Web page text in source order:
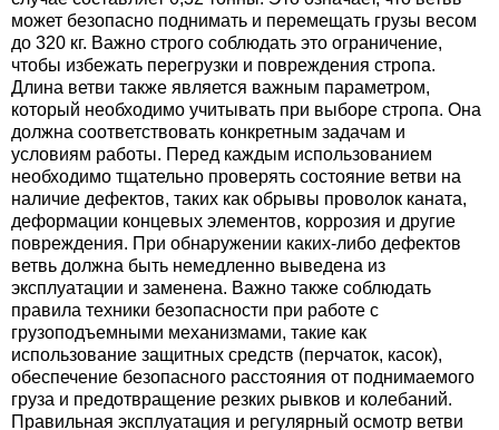
может безопасно поднимать и перемещать грузы весом
до 320 кг. Важно строго соблюдать это ограничение,
чтобы избежать перегрузки и повреждения стропа.
Длина ветви также является важным параметром,
который необходимо учитывать при выборе стропа. Она
должна соответствовать конкретным задачам и
условиям работы. Перед каждым использованием
необходимо тщательно проверять состояние ветви на
наличие дефектов, таких как обрывы проволок каната,
деформации концевых элементов, коррозия и другие
повреждения. При обнаружении каких-либо дефектов
ветвь должна быть немедленно выведена из
эксплуатации и заменена. Важно также соблюдать
правила техники безопасности при работе с
грузоподъемными механизмами, такие как
использование защитных средств (перчаток, касок),
обеспечение безопасного расстояния от поднимаемого
груза и предотвращение резких рывков и колебаний.
Правильная эксплуатация и регулярный осмотр ветви